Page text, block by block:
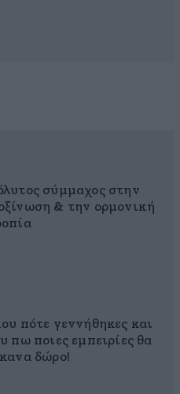
σύμμαχος στην
& την ορμονική
πότε γεννήθηκες και
πω ποιες εμπειρίες θα
δώρο!